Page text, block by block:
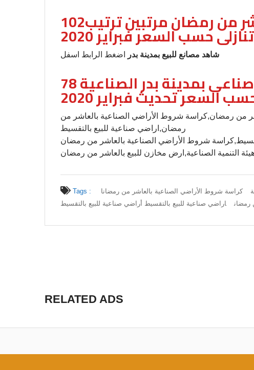
102مصنع للبيع بمدينة العاشر من رمضان مرتبين ترتيب
تنازلى حسب السعر فبراير 2020
شاهد مصانع للبيع بمدينة بدر اضغط الرابط اسفل
78 مصنع وقطعة ارض صناعى بمدينة بدر الصناعية
السعر تحديث فبراير 2020
بالعاشر من رمضان,كراسة شروط الأراضي الصناعية بالعاشر من
رمضان,اراضي صناعية للبيع بالتقسيط
شروط الأراضي الصناعية بالعاشر من رمضان
Tags : كراسة شروط الأراضي الصناعية بالعاشر من رمضانا
رمضان
اراضي صناعية للبيع بالتقسيط أراضي صناعية للبيع بالتقسيط
RELATED ADS